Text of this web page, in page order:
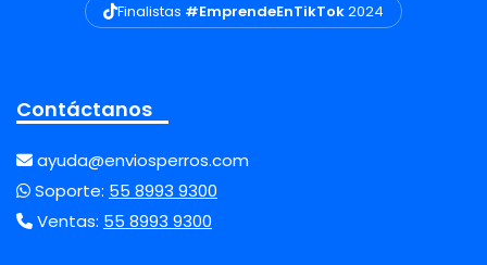
Finalistas #EmprendeEnTikTok2024
Contáctanos
ayuda@enviosperros.com
Soporte: 55 8993 9300
Ventas: 55 8993 9300